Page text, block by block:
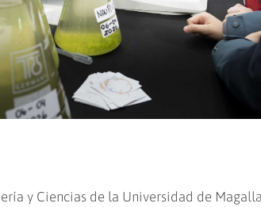
y Ciencias de la Universidad de